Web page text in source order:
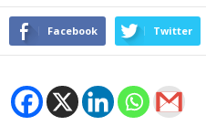
Facebook Twitter